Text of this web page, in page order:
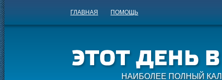
ГЛАВНАЯ ПОМОЩЬ
НАИБОЛЕЕ ПОЛНЫЙ